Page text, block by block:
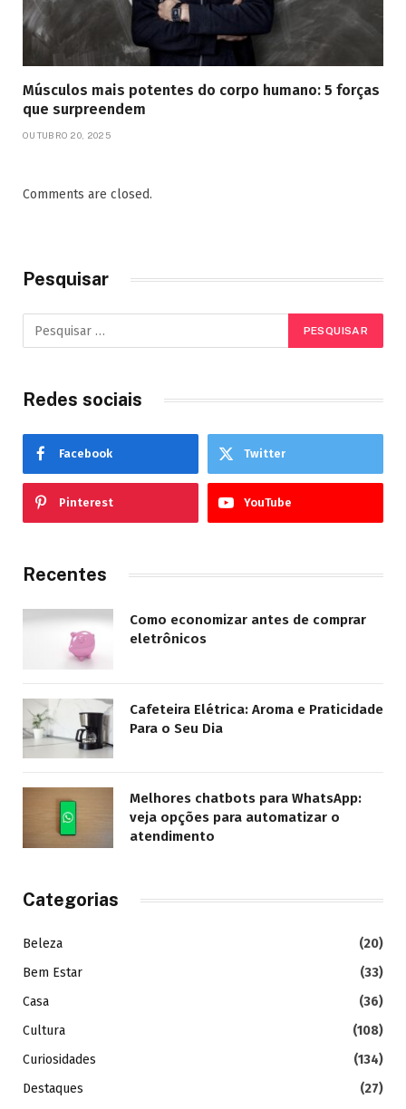
Músculos mais potentes do corpo humano: 5 forças
que surpreendem
OUTUBRO 20, 2025
Comments are closed.
Pesquisar
Redes sociais
Facebook Twitter
Pinterest YouTube
Recentes
Como economizar antes de comprar
eletrônicos
Cafeteira Elétrica: Aroma e Praticidade
Para o Seu Dia
Melhores chatbots para WhatsApp:
veja opções para automatizar o
atendimento
Categorias
Beleza
(20)
Bem Estar
(33)
Casa
(36)
Cultura
(108)
Curiosidades
(134)
Destaques
(27)